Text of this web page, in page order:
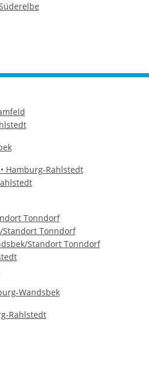
Hamburg-Rahlstedt
Tonndorf
Standort Tonndorf
Standort Tonndorf
Wandsbek
Rahlstedt